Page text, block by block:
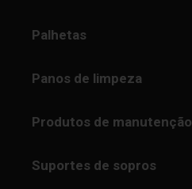
Palhetas
Panos de limpeza
Produtos de manutenção
Suportes de sopros